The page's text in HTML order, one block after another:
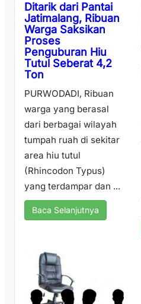
Ditarik dari Pantai
Jatimalang, Ribuan
Warga Saksikan
Proses
Penguburan Hiu
Tutul Seberat 4,2
Ton
PURWODADI, Ribuan
warga yang berasal
dari berbagai wilayah
tumpah ruah di sekitar
area hiu tutul
(Rhincodon Typus)
yang terdampar dan ...
Baca Selanjutnya